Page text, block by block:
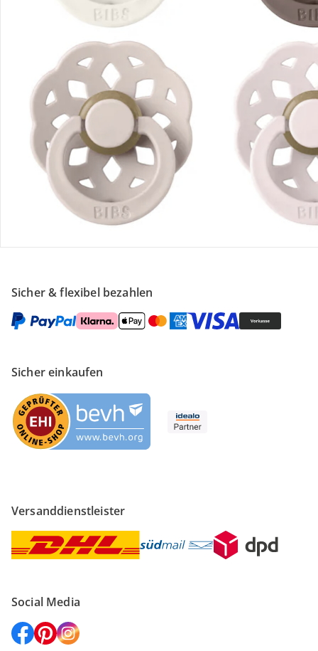
Retoure & Reklamation
Gutscheine & Aktionen
Kontakt & Service
Filialen & Beratung
Unternehmen
Sicher & flexibel bezahlen
Sicher einkaufen
Versanddienstleister
Social Media